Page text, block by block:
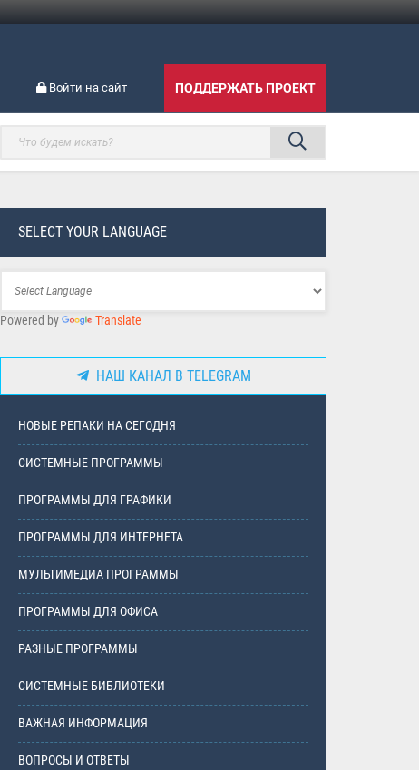
Войти на сайт ПОДДЕРЖАТЬ ПРОЕКТ
SELECT YOUR LANGUAGE
Powered by Translate
НАШ КАНАЛ В TELEGRAM
НОВЫЕ РЕПАКИ НА СЕГОДНЯ
СИСТЕМНЫЕ ПРОГРАММЫ
ПРОГРАММЫ ДЛЯ ГРАФИКИ
ПРОГРАММЫ ДЛЯ ИНТЕРНЕТА
МУЛЬТИМЕДИА ПРОГРАММЫ
ПРОГРАММЫ ДЛЯ ОФИСА
РАЗНЫЕ ПРОГРАММЫ
СИСТЕМНЫЕ БИБЛИОТЕКИ
ВАЖНАЯ ИНФОРМАЦИЯ
ВОПРОСЫ И ОТВЕТЫ